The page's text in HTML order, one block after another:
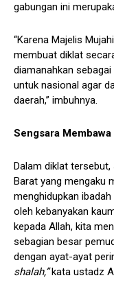
gabungan ini
“Karena Majelis
membuat diklat
diamanahkan
untuk nasional agar
daerah,” imbuhnya.
Sengsara
Dalam diklat
Barat yang mengaku
menghidupkan
oleh kebanyakan
kepada Allah, kita
sebagian besar
dengan ayat-ayat
shalah,”kata ustadz